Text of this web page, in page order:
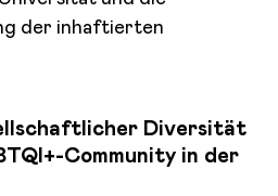
der inhaftierten
Diversität
Community in der